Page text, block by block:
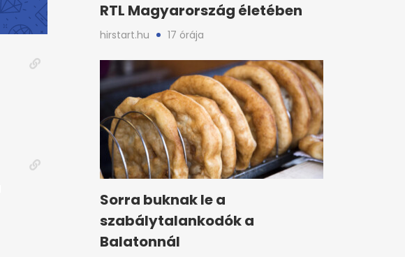
RTL Magyarország életében
hirstart.hu 17 órája
Sorra buknak le a
szabálytalankodók a
Balatonnál